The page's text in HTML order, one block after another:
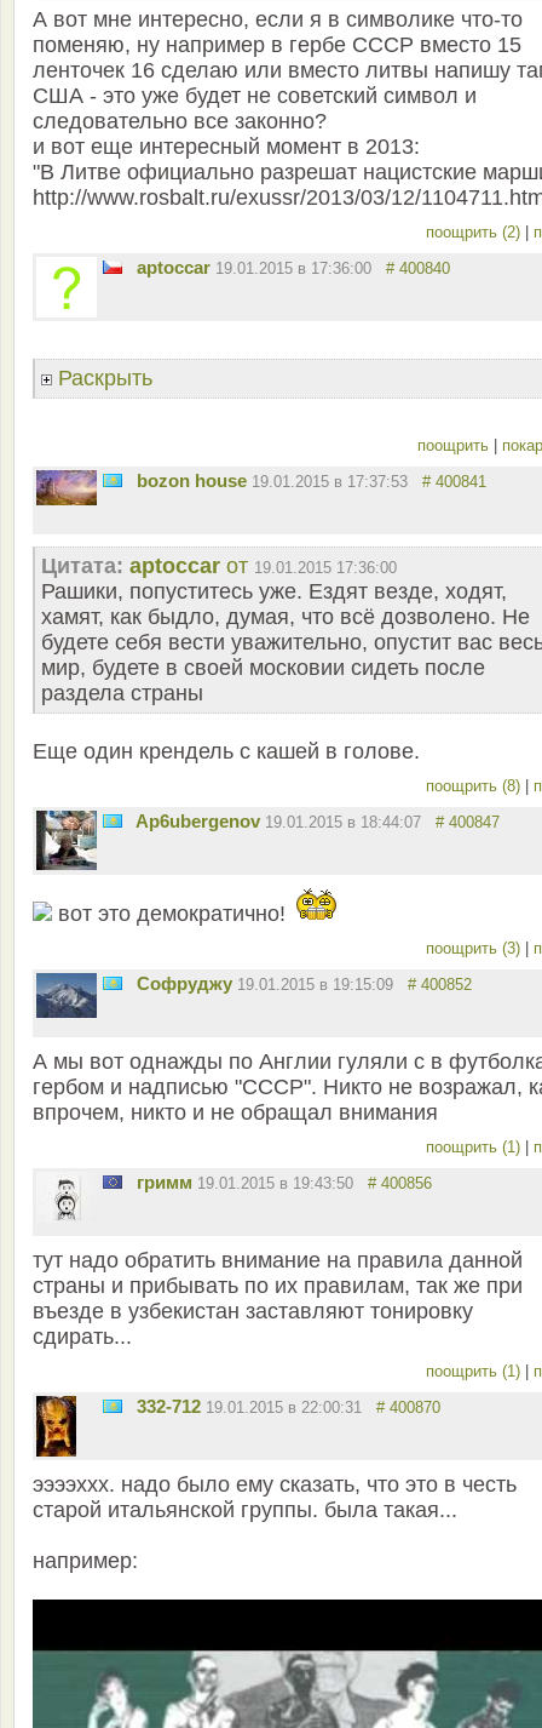
А вот мне интересно, если я в символике что-то
поменяю, ну например в гербе СССР вместо 15
ленточек 16 сделаю или вместо литвы напишу
США - это уже будет не советский символ и
следовательно все законно?
и вот еще интересный момент в 2013:
"В Литве официально разрешат нацистские
http://www.rosbalt.ru/exussr/2013/03/12/
поощрить (2)
aptoccar 19.01.2015 в 17:36:00 # 400840
Раскрыть
поощрить
bozon house 19.01.2015 в 17:37:53 # 400841
Цитата: aptoccar от 19.01.2015 17:36:00
Рашики, попуститесь уже. Ездят везде, ходят,
хамят, как быдло, думая, что всё дозволено. Не
будете себя вести уважительно, опустит вас
мир, будете в своей московии сидеть после
раздела страны
Еще один крендель с кашей в голове.
поощрить (8)
Ap6ubergenov 19.01.2015 в 18:44:07 # 400847
вот это демократично!
поощрить (3)
Софруджу 19.01.2015 в 19:15:09 # 400852
А мы вот однажды по Англии гуляли с в
гербом и надписью "СССР". Никто не возражал,
впрочем, никто и не обращал внимания
поощрить (1)
гримм 19.01.2015 в 19:43:50 # 400856
тут надо обратить внимание на правила данной
страны и прибывать по их правилам, так же при
въезде в узбекистан заставляют тонировку
сдирать...
поощрить (1)
332-712 19.01.2015 в 22:00:31 # 400870
ээээххх. надо было ему сказать, что это в честь
старой итальянской группы. была такая...
например: